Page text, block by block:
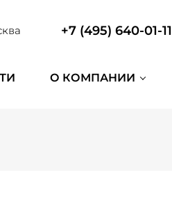
+7 (495) 640-01-11
О КОМПАНИИ